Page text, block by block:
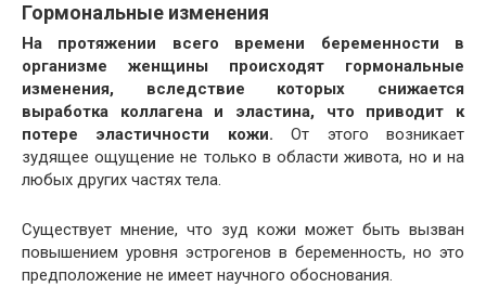
Гормональные изменения
На протяжении всего времени беременности в
организме женщины происходят гормональные
изменения, вследствие которых снижается
выработка коллагена и эластина, что приводит к
потере эластичности кожи. От этого возникает
зудящее ощущение не только в области живота, но и на
любых других частях тела.
Существует мнение, что зуд кожи может быть вызван
повышением уровня эстрогенов в беременность, но это
предположение не имеет научного обоснования.